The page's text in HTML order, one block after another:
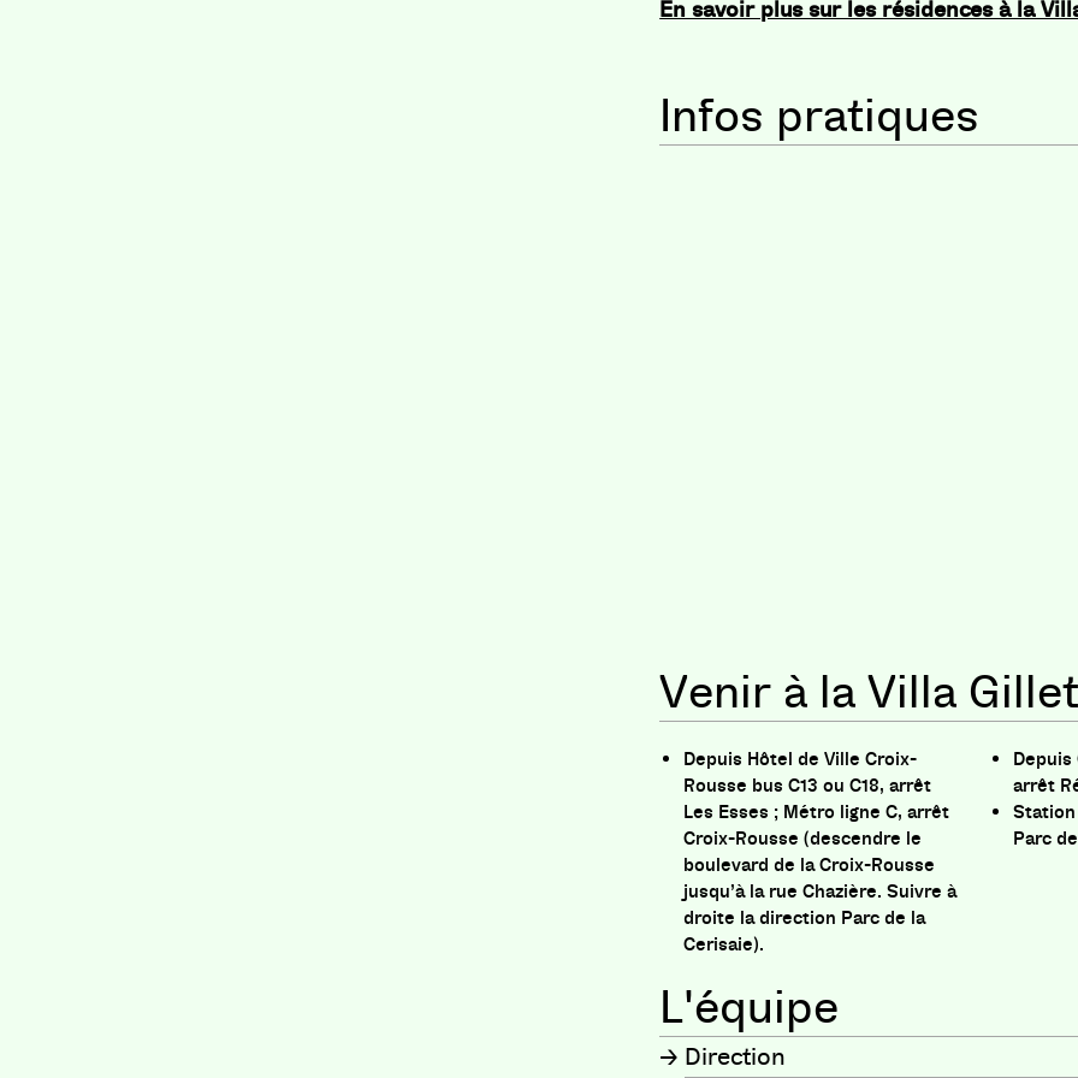
En savoir plus sur les résidences à la
Infos pratiques
Venir à la Villa Gillet
Depuis Hôtel de Ville Croix-
Rousse bus C13 ou C18, arrêt
Les Esses ; Métro ligne C, arrêt
Croix-Rousse (descendre le
boulevard de la Croix-Rousse
jusqu’à la rue Chazière. Suivre à
droite la direction Parc de la
Cerisaie).
Depuis
arrêt
Station
Parc
L'équipe
Direction